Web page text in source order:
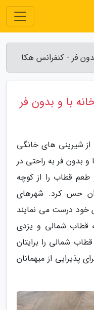
فر - کنفرانس هکا
با و بدون فر
شیرینی های خانگی
و بدون فر به راحتی در
قطاب را از کوچه
حس کرد. شهرهای
خود درست می نمایند
قطاب شمالی و یزدی
شمالی را برایتان
پذیرایی از میهمانان